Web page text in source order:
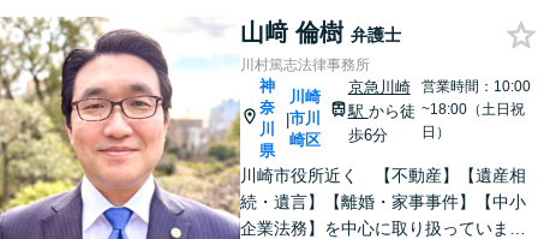
山﨑 倫樹 弁護士
川村篤志法律事務所
神
奈
川
県
|
川崎
市川
崎区
京急川崎
駅 から徒
歩6分
営業時間：10:00
~18:00（土日祝
日）
川崎市役所近く 【不動産】【遺産相
続・遺言】【離婚・家事事件】【中小
企業法務】を中心に取り扱っていま